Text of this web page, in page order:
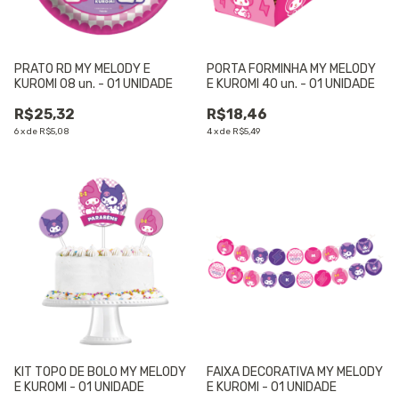
PRATO RD MY MELODY E
KUROMI 08 un. - 01 UNIDADE
R$25,32
6xde R$5,08
PORTA FORMINHA MY MELODY
E KUROMI 40 un. - 01 UNIDADE
R$18,46
4xde R$5,49
KIT TOPO DE BOLO MY MELODY
E KUROMI - 01 UNIDADE
FAIXA DECORATIVA MY MELODY
E KUROMI - 01 UNIDADE